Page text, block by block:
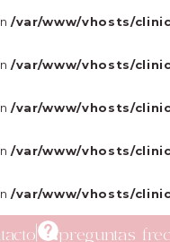
/var/www/vhosts/
/var/www/vhosts/
/var/www/vhosts/
/var/www/vhosts/
/var/www/vhosts/
preguntas